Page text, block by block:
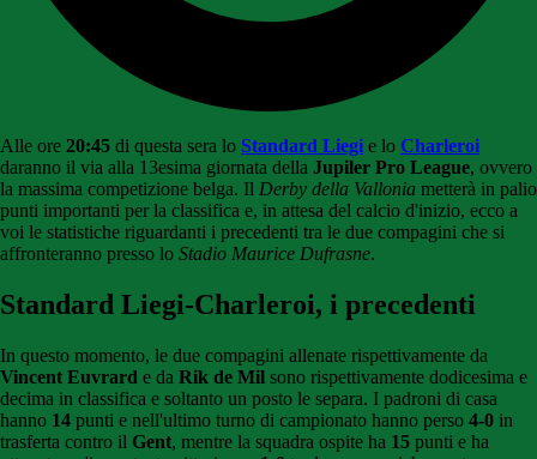
Alle ore 20:45 di questa sera lo Standard Liegi e lo Charleroi
daranno il via alla 13esima giornata della Jupiler Pro League, ovvero
la massima competizione belga. Il Derby della Vallonia metterà in palio
punti importanti per la classifica e, in attesa del calcio d'inizio, ecco a
voi le statistiche riguardanti i precedenti tra le due compagini che si
affronteranno presso lo Stadio Maurice Dufrasne.
Standard Liegi-Charleroi, i precedenti
In questo momento, le due compagini allenate rispettivamente da
Vincent Euvrard e da Rik de Mil sono rispettivamente dodicesima e
decima in classifica e soltanto un posto le separa. I padroni di casa
hanno 14 punti e nell'ultimo turno di campionato hanno perso 4-0 in
trasferta contro il Gent, mentre la squadra ospite ha 15 punti e ha